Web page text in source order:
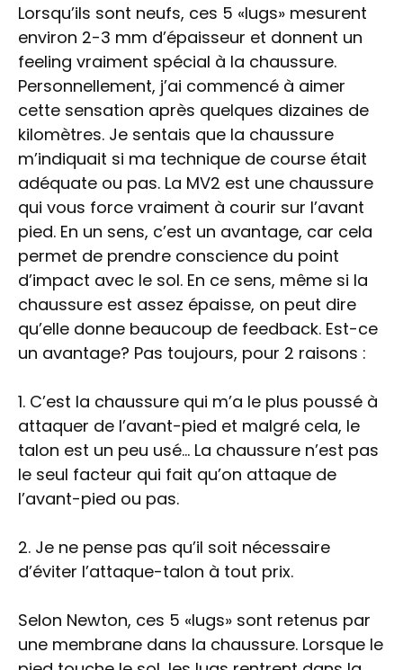
Lorsqu’ils sont neufs, ces 5 «lugs» mesurent
environ 2-3 mm d’épaisseur et donnent un
feeling vraiment spécial à la chaussure.
Personnellement, j’ai commencé à aimer
cette sensation après quelques dizaines de
kilomètres. Je sentais que la chaussure
m’indiquait si ma technique de course était
adéquate ou pas. La MV2 est une chaussure
qui vous force vraiment à courir sur l’avant
pied. En un sens, c’est un avantage, car cela
permet de prendre conscience du point
d’impact avec le sol. En ce sens, même si la
chaussure est assez épaisse, on peut dire
qu’elle donne beaucoup de feedback. Est-ce
un avantage? Pas toujours, pour 2 raisons :
1. C’est la chaussure qui m’a le plus poussé à
attaquer de l’avant-pied et malgré cela, le
talon est un peu usé… La chaussure n’est pas
le seul facteur qui fait qu’on attaque de
l’avant-pied ou pas.
2. Je ne pense pas qu’il soit nécessaire
d’éviter l’attaque-talon à tout prix.
Selon Newton, ces 5 «lugs» sont retenus par
une membrane dans la chaussure. Lorsque le